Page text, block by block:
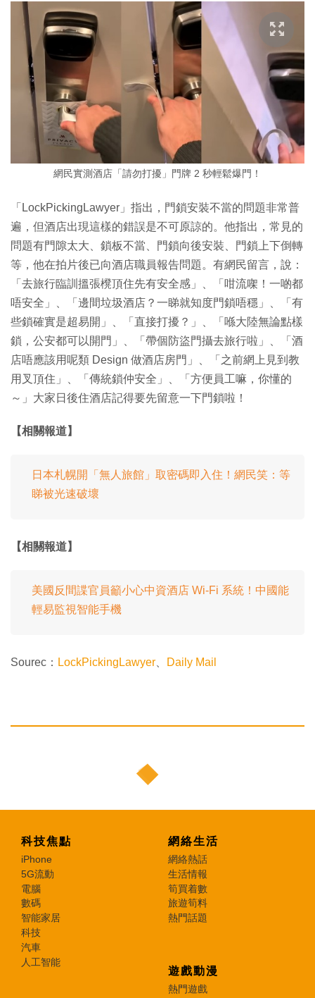
網民實測酒店「請勿打擾」門牌 2 秒輕鬆爆門！
「LockPickingLawyer」指出，門鎖安裝不當的問題非常普
遍，但酒店出現這樣的錯誤是不可原諒的。他指出，常見的
問題有門隙太大、鎖板不當、門鎖向後安裝、門鎖上下倒轉
等，他在拍片後已向酒店職員報告問題。有網民留言，說：
「去旅行臨訓搵張櫈頂住先有安全感」、「咁流㗎！一啲都
唔安全」、「邊間垃圾酒店？一睇就知度門鎖唔穩」、「有
些鎖確實是超易開」、「直接打擾？」、「喺大陸無論點樣
鎖，公安都可以開門」、「帶個防盜門攝去旅行啦」、「酒
店唔應該用呢類 Design 做酒店房門」、「之前網上見到教
用叉頂住」、「傳統鎖仲安全」、「方便員工嘛，你懂的
～」大家日後住酒店記得要先留意一下門鎖啦！
【相關報道】
日本札幌開「無人旅館」取密碼即入住！網民笑：等
睇被光速破壞
【相關報道】
美國反間諜官員籲小心中資酒店 Wi-Fi 系統！中國能
輕易監視智能手機
Sourec： LockPickingLawyer Daily Mail
科技焦點
iPhone
5G流動
電腦
數碼
智能家居
科技
汽車
人工智能
網絡生活
網絡熱話
生活情報
筍買着數
旅遊筍料
熱門話題
遊戲動漫
熱門遊戲